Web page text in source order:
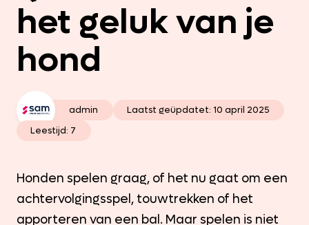
het geluk van je
hond
admin Laatst geüpdatet: 10 april 2025
Leestijd: 7
Honden spelen graag, of het nu gaat om een
achtervolgingsspel, touwtrekken of het
apporteren van een bal. Maar spelen is niet